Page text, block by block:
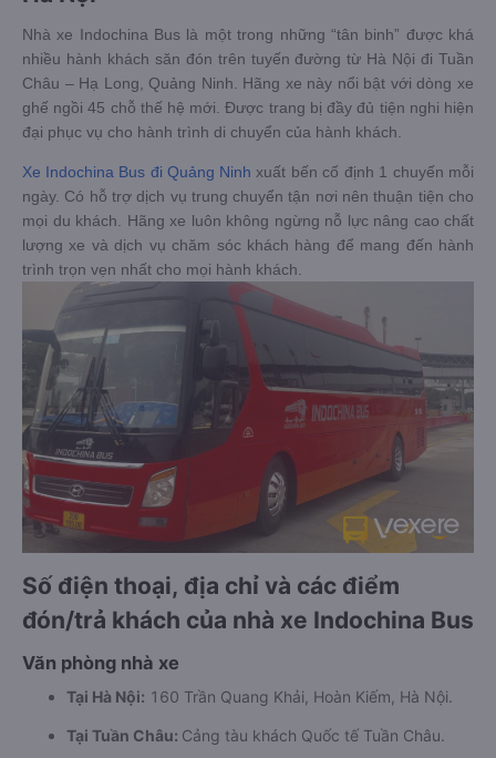
Nhà xe Indochina Bus là một trong những “tân binh” được khá
nhiều hành khách săn đón trên tuyến đường từ Hà Nội đi Tuần
Châu – Hạ Long, Quảng Ninh. Hãng xe này nổi bật với dòng xe
ghế ngồi 45 chỗ thế hệ mới. Được trang bị đầy đủ tiện nghi hiện
đại phục vụ cho hành trình di chuyển của hành khách.
Xe Indochina Bus đi Quảng Ninh xuất bến cố định 1 chuyến mỗi
ngày. Có hỗ trợ dịch vụ trung chuyển tận nơi nên thuận tiện cho
mọi du khách. Hãng xe luôn không ngừng nỗ lực nâng cao chất
lượng xe và dịch vụ chăm sóc khách hàng để mang đến hành
trình trọn vẹn nhất cho mọi hành khách.
Số điện thoại, địa chỉ và các điểm
đón/trả khách của nhà xe Indochina Bus
Văn phòng nhà xe
Tại Hà Nội: 160 Trần Quang Khải, Hoàn Kiếm, Hà Nội.
Tại Tuần Châu: Cảng tàu khách Quốc tế Tuần Châu.